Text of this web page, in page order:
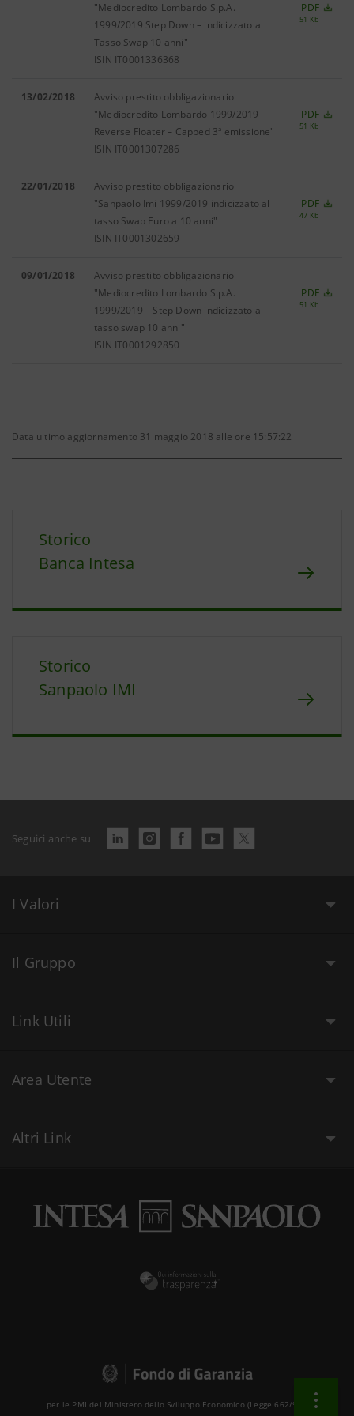
"Mediocredito Lombardo S.p.A.
1999/2019 Step Down – indicizzato al
Tasso Swap 10 anni"
ISIN IT0001336368
PDF
51 Kb
13/02/2018
Avviso prestito obbligazionario
"Mediocredito Lombardo 1999/2019
Reverse Floater – Capped 3ª emissione"
ISIN IT0001307286
PDF
51 Kb
22/01/2018
Avviso prestito obbligazionario
"Sanpaolo Imi 1999/2019 indicizzato al
tasso Swap Euro a 10 anni"
ISIN IT0001302659
PDF
47 Kb
09/01/2018
Avviso prestito obbligazionario
"Mediocredito Lombardo S.p.A.
1999/2019 – Step Down indicizzato al
tasso swap 10 anni"
ISIN IT0001292850
PDF
51 Kb
Data ultimo aggiornamento 31 maggio 2018 alle ore 15:57:22
Storico
Banca Intesa
Storico
Sanpaolo IMI
Seguici anche su
I Valori
Il Gruppo
Link Utili
Area Utente
Altri Link
per le PMI del Ministero dello Sviluppo Economico (Legge 662/96 )